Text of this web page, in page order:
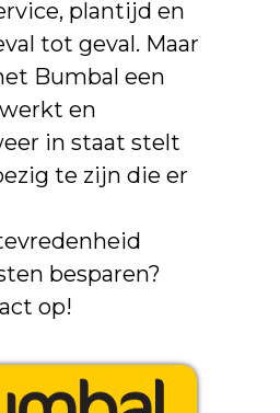
plantijd en
tot geval. Maar
Bumbal een
en
in staat stelt
te zijn die er
besparen?
op!